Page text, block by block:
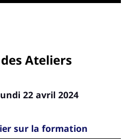
Ateliers
22 avril 2024
sur la formation